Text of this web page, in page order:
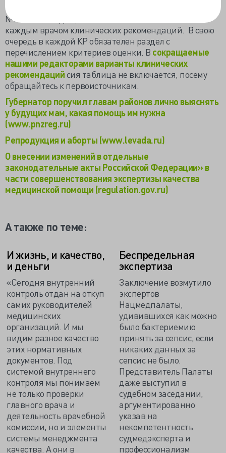
На исходе 2018 года президент подписал поправки в
№489-ФЗ, вводящие обязательность исполнения
каждым врачом клинических рекомендаций. В свою
очередь в каждой КР обязателен раздел с
перечислением критериев оценки. В сокращаемые
нашими редакторами варианты клинических
рекомендацийсия таблица не включается, посему
обращайтесь к первоисточникам.
Губернатор поручил главам районов лично выяснять
у будущих мам, какая помощь им нужна
(www.pnzreg.ru)
Репродукция и аборты (www.levada.ru)
О внесении изменений в отдельные
законодательные акты Российской Федерации» в
части совершенствования экспертизы качества
медицинской помощи (regulation.gov.ru)
А также по теме:
И жизнь, и качество,
и деньги
«Сегодня внутренний
контроль отдан на откуп
самих руководителей
медицинских
организаций. И мы
видим разное качество
этих нормативных
документов. Под
системой внутреннего
контроля мы понимаем
не только проверки
главного врача и
деятельность врачебной
комиссии, но и элементы
системы менеджмента
качества. А они в
Беспредельная
экспертиза
Заключение возмутило
экспертов
Нацмедпалаты,
удивившихся как можно
было бактериемию
принять за сепсис, если
никаких данных за
сепсис не было.
Представитель Палаты
даже выступил в
судебном заседании,
аргументированно
указав на
некомпетентность
судмедэксперта и
профессионализм